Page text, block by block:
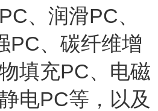
、润滑PC、
PC、碳纤维增
填充PC、电磁
电PC等，以及